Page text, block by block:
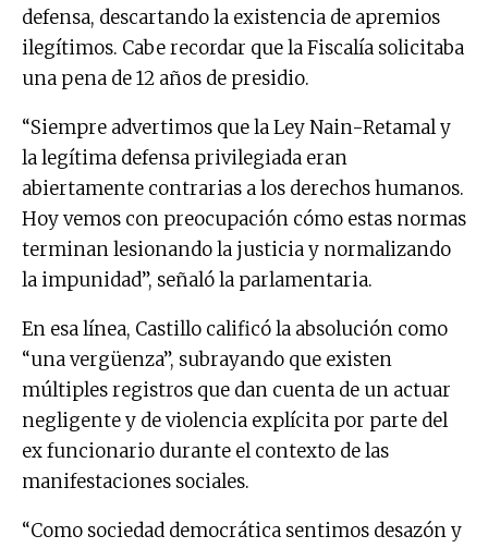
defensa, descartando la existencia de apremios
ilegítimos. Cabe recordar que la Fiscalía solicitaba
una pena de 12 años de presidio.
“Siempre advertimos que la Ley Nain-Retamal y
la legítima defensa privilegiada eran
abiertamente contrarias a los derechos humanos.
Hoy vemos con preocupación cómo estas normas
terminan lesionando la justicia y normalizando
la impunidad”, señaló la parlamentaria.
En esa línea, Castillo calificó la absolución como
“una vergüenza”, subrayando que existen
múltiples registros que dan cuenta de un actuar
negligente y de violencia explícita por parte del
ex funcionario durante el contexto de las
manifestaciones sociales.
“Como sociedad democrática sentimos desazón y